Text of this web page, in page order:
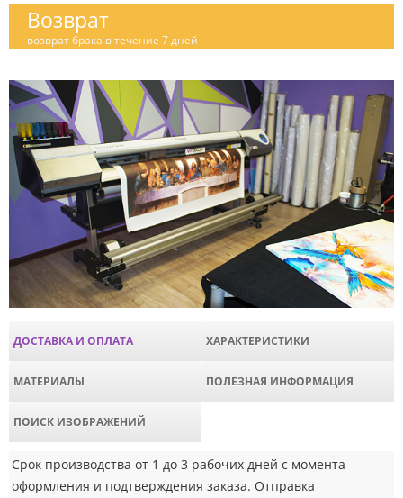
Возврат
возврат брака в течение 7 дней
ДОСТАВКА И ОПЛАТА ХАРАКТЕРИСТИКИ
МАТЕРИАЛЫ ПОЛЕЗНАЯ ИНФОРМАЦИЯ
ПОИСК ИЗОБРАЖЕНИЙ
Срок производства от 1 до 3 рабочих дней с момента
оформления и подтверждения заказа. Отправка